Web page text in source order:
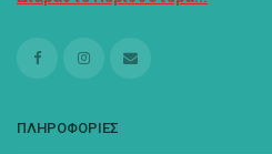
ΠΛΗΡΟΦΟΡΙΕΣ